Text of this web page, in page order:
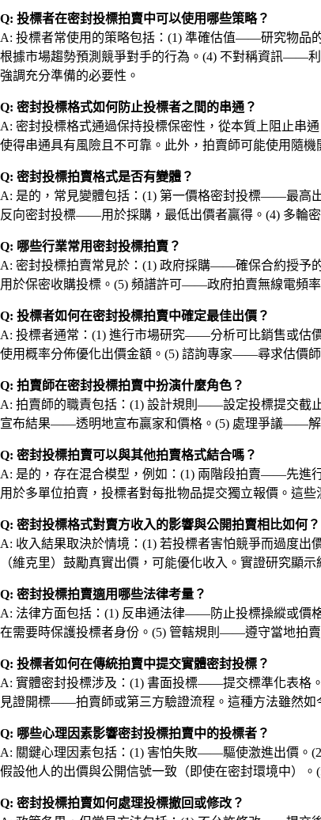
Q: 投標者在密封投標拍賣中可以使用哪些策略？
A: 投標者常使用的策略包括：(1) 準確估值——研究物
根據市場趨勢預測競爭對手的行為。(4) 不對稱資訊——
強調充分準備的必要性。
Q: 密封投標格式如何防止投標者之間的串通？
A: 密封投標格式通過保持投標保密性，從本質上阻止串
使得串通具有風險且不可靠。此外，拍賣師可能使用隨
Q: 密封投標拍賣格式是否有變體？
A: 是的，常見變體包括：(1) 第一價格密封投標——最高
反向密封投標——用於採購，最低出價者贏得。(4) 多輪
Q: 哪些行業常用密封投標拍賣？
A: 密封投標拍賣常見於：(1) 政府採購——確保合約授
用於保密收購投標。(5) 頻譜許可——政府拍賣無線電頻
Q: 投標者如何在密封投標拍賣中確定最佳出價？
A: 投標者通常：(1) 進行市場研究——分析可比銷售或
使用概率分佈優化出價金額。(5) 諮詢專家——尋求估價
Q: 拍賣師在密封投標拍賣中扮演什麼角色？
A: 拍賣師的職責包括：(1) 設計規則——設定投標提交截
宣布結果——透明地宣布贏家和價格。(5) 處理爭議——解
Q: 密封投標拍賣可以與其他拍賣格式結合嗎？
A: 是的，存在混合模型，例如：(1) 兩階段拍賣——先
用於多單位拍賣，投標者對每批物品提交獨立報價。這
Q: 密封投標格式對賣方收入的影響與公開拍賣相比如何？
A: 收入結果取決於情境：(1) 若投標者害怕競爭而過度
（維克里）鼓勵真實出價，可能優化收入。實證研究顯
Q: 密封投標拍賣適用哪些法律考量？
A: 法律方面包括：(1) 反串通法律——防止投標操縱或
在需要時保護投標者身份。(5) 管轄規則——遵守當地拍
Q: 投標者如何在傳統拍賣中提交實體密封投標？
A: 實體密封投標涉及：(1) 書面投標——提交標準化表
見證開標——拍賣師或第三方驗證流程。這種方法雖然如
Q: 哪些心理因素影響密封投標拍賣中的投標者？
A: 關鍵心理因素包括：(1) 害怕失敗——驅使激進出價
假設他人的出價與公開信號一致（即使在密封環境中）
Q: 密封投標拍賣如何處理投標撤回或修改？